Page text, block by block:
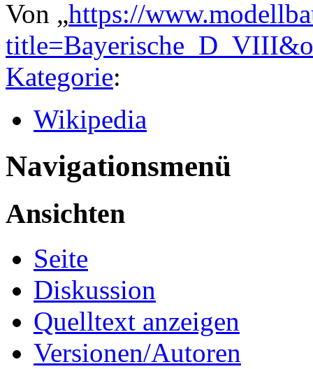
Von „https://
Kategorie:
Wikipedia
Navigationsmenü
Ansichten
Seite
Diskussion
Quelltext anzeigen
Versionen/Autoren